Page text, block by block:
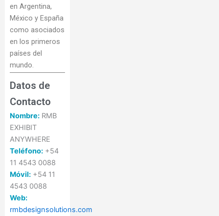
en Argentina,
México y España
como asociados
en los primeros
países del
mundo.
Datos de
Contacto
Nombre: RMB
EXHIBIT
ANYWHERE
Teléfono: +54
11 4543 0088
Móvil: +54 11
4543 0088
Web:
rmbdesignsolutions.com